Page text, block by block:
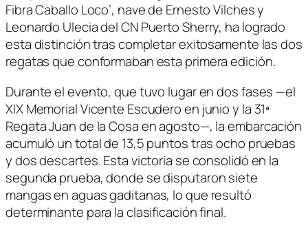
Fibra Caballo Loco’, nave de Ernesto Vilches y
Leonardo Ulecia del CN Puerto Sherry, ha logrado
esta distinción tras completar exitosamente las dos
regatas que conformaban esta primera edición.
Durante el evento, que tuvo lugar en dos fases —el
XIX Memorial Vicente Escudero en junio y la 31ª
Regata Juan de la Cosa en agosto—, la embarcación
acumuló un total de 13,5 puntos tras ocho pruebas
y dos descartes. Esta victoria se consolidó en la
segunda prueba, donde se disputaron siete
mangas en aguas gaditanas, lo que resultó
determinante para la clasificación final.